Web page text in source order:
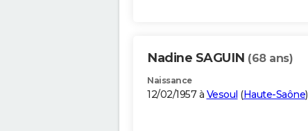
Nadine SAGUIN (68 ans)
Naissance
12/02/1957 à Vesoul (Haute-Saône)